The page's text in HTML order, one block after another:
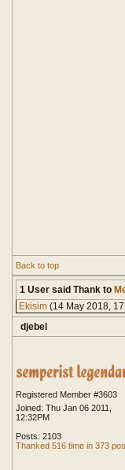
Back to top
1 User said Thank to
Ekisim (14 May 2018,
djebel
Registered Member #3603
Joined: Thu Jan 06 2011,
12:32PM
Posts: 2103
Thanked 516 time in 373